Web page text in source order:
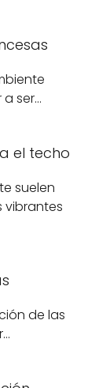
ser…
el techo
suelen
vibrantes
de las